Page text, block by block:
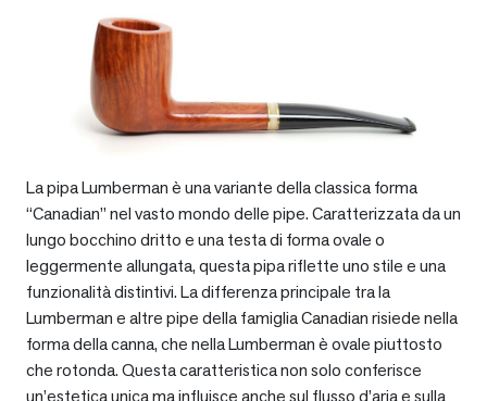
La pipa Lumberman è una variante della classica forma
“Canadian” nel vasto mondo delle pipe. Caratterizzata da un
lungo bocchino dritto e una testa di forma ovale o
leggermente allungata, questa pipa riflette uno stile e una
funzionalità distintivi. La differenza principale tra la
Lumberman e altre pipe della famiglia Canadian risiede nella
forma della canna, che nella Lumberman è ovale piuttosto
che rotonda. Questa caratteristica non solo conferisce
un’estetica unica ma influisce anche sul flusso d’aria e sulla